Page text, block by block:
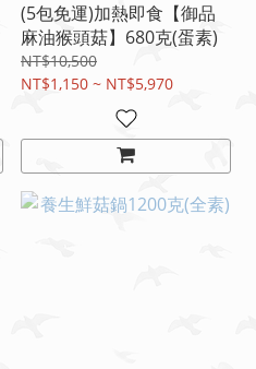
(5包免運)加熱即食【御品
麻油猴頭菇】680克(蛋素)
NT$10,500
NT$1,150 ~ NT$5,970